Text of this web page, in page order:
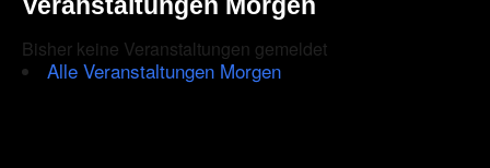
Havelfest
Veranstaltungen Morgen
Bisher keine Veranstaltungen gemeldet
Alle Veranstaltungen Morgen